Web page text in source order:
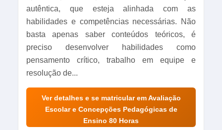
autêntica, que esteja alinhada com as
habilidades e competências necessárias. Não
basta apenas saber conteúdos teóricos, é
preciso desenvolver habilidades como
pensamento crítico, trabalho em equipe e
resolução de...
Ver detalhes e se matricular em Avaliação
Escolar e Concepções Pedagógicas de
Ensino 80 Horas